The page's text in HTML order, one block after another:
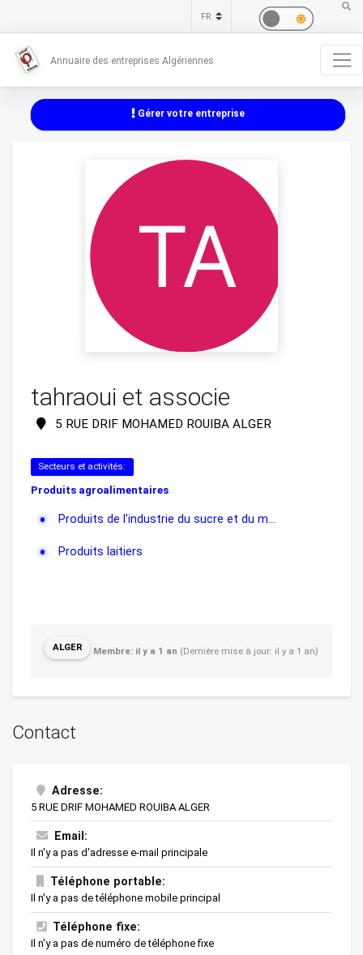
Annuaire des entreprises Algériennes
Gérer votre entreprise
tahraoui et associe
5 RUE DRIF MOHAMED ROUIBA ALGER
Secteurs et activités:
Produits agroalimentaires
Produits de l'industrie du sucre et du m...
Produits laitiers
ALGER Membre: il y a 1 an (Dernière mise à jour: il y a 1 an)
Contact
Adresse:
5 RUE DRIF MOHAMED ROUIBA ALGER
Email:
Il n'y a pas d'adresse e-mail principale
Téléphone portable:
Il n'y a pas de téléphone mobile principal
Téléphone fixe:
Il n'y a pas de numéro de téléphone fixe